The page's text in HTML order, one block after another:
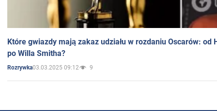
Które gwiazdy mają zakaz udziału w rozdaniu Oscarów: od
po Willa Smitha?
Rozrywka03.03.2025 09:12 9